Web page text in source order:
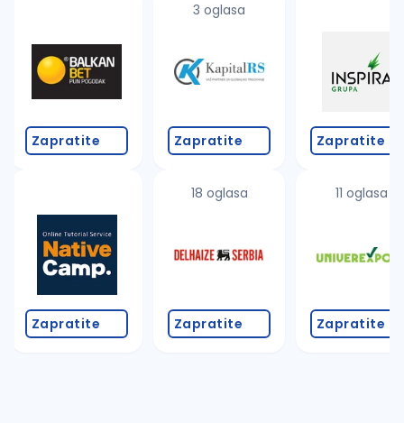
Takođe možete da:
proverite pravopisne greške (koristite č, ć, š, đ,
promenite odabrane filtere pretrage
Zapratite
Zapratite
3 oglasa
Zapratite
18 oglasa
Zapratite
Zapratite
11 oglasa
Zapratite